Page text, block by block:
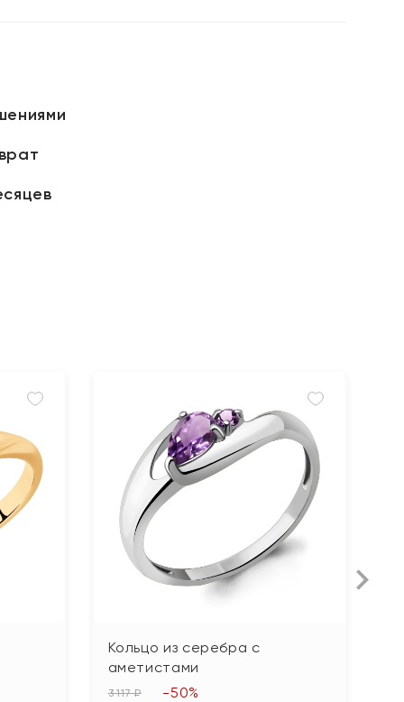
Кольцо из серебра с
аметистами
3 117 ₽ -50%